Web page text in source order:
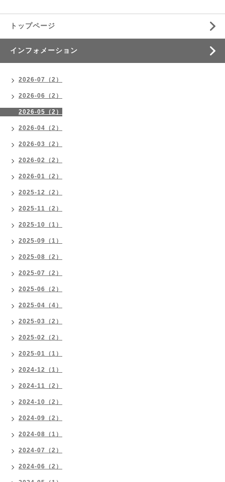
トップページ
インフォメーション
2026-07（2）
2026-06（2）
2026-05（2）
2026-04（2）
2026-03（2）
2026-02（2）
2026-01（2）
2025-12（2）
2025-11（2）
2025-10（1）
2025-09（1）
2025-08（2）
2025-07（2）
2025-06（2）
2025-04（4）
2025-03（2）
2025-02（2）
2025-01（1）
2024-12（1）
2024-11（2）
2024-10（2）
2024-09（2）
2024-08（1）
2024-07（2）
2024-06（2）